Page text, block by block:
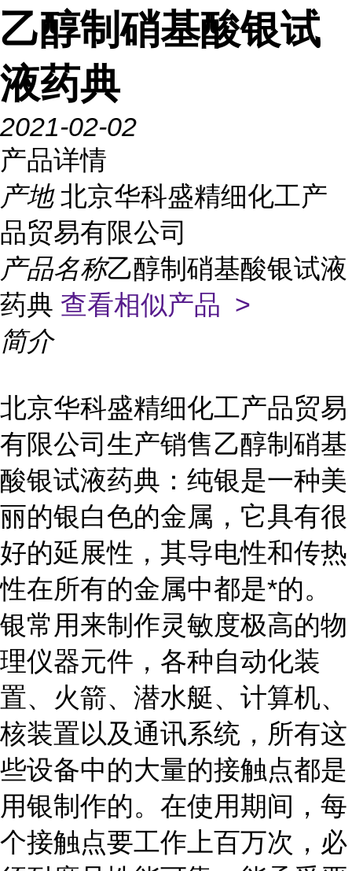
乙醇制硝基酸银试
液药典
2021-02-02
产品详情
产地 北京华科盛精细化工产
品贸易有限公司
产品名称乙醇制硝基酸银试液
药典 查看相似产品 >
简介
北京华科盛精细化工产品贸易
有限公司生产销售乙醇制硝基
酸银试液药典：纯银是一种美
丽的银白色的金属，它具有很
好的延展性，其导电性和传热
性在所有的金属中都是*的。
银常用来制作灵敏度极高的物
理仪器元件，各种自动化装
置、火箭、潜水艇、计算机、
核装置以及通讯系统，所有这
些设备中的大量的接触点都是
用银制作的。在使用期间，每
个接触点要工作上百万次，必